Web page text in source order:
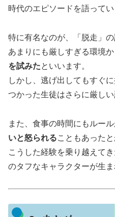
時代のエピソードを語ってい
特に有名なのが、「脱走」の
あまりにも厳しすぎる環境
を試みたといいます。
しかし、逃げ出してもすぐ
つかった生徒はさらに厳し
また、食事の時間にもルール
いと怒られることもあったと
こうした経験を乗り越えて
のタフなキャラクターが生ま